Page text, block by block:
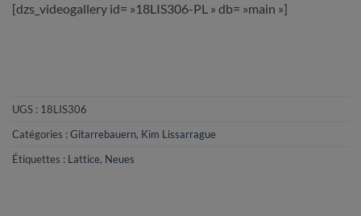
[dzs_videogallery id= »18LIS306-PL » db= »main »]
UGS : 18LIS306
Catégories :Gitarrebauern, Kim Lissarrague
Étiquettes : Lattice, Neues